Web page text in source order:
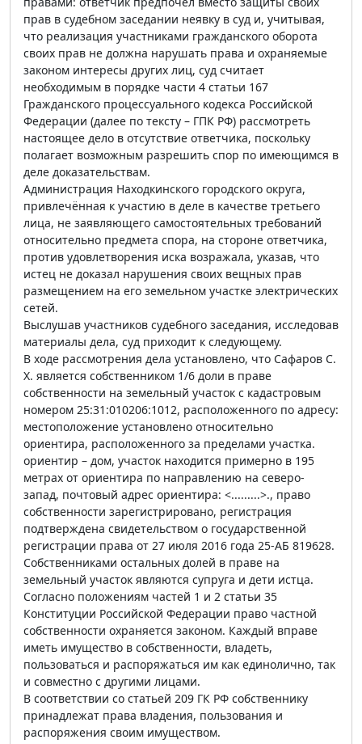
прав в судебном заседании неявку в суд и, учитывая,
что реализация участниками гражданского оборота
своих прав не должна нарушать права и охраняемые
законом интересы других лиц, суд считает
необходимым в порядке части 4 статьи 167
Гражданского процессуального кодекса Российской
Федерации (далее по тексту – ГПК РФ) рассмотреть
настоящее дело в отсутствие ответчика, поскольку
полагает возможным разрешить спор по имеющимся в
деле доказательствам.
Администрация Находкинского городского округа,
привлечённая к участию в деле в качестве третьего
лица, не заявляющего самостоятельных требований
относительно предмета спора, на стороне ответчика,
против удовлетворения иска возражала, указав, что
истец не доказал нарушения своих вещных прав
размещением на его земельном участке электрических
сетей.
Выслушав участников судебного заседания, исследовав
материалы дела, суд приходит к следующему.
В ходе рассмотрения дела установлено, что Сафаров С.
Х. является собственником 1/6 доли в праве
собственности на земельный участок с кадастровым
номером 25:31:010206:1012, расположенного по адресу:
местоположение установлено относительно
ориентира, расположенного за пределами участка.
ориентир – дом, участок находится примерно в 195
метрах от ориентира по направлению на северо-
запад, почтовый адрес ориентира: <.........>., право
собственности зарегистрировано, регистрация
подтверждена свидетельством о государственной
регистрации права от 27 июля 2016 года 25-АБ 819628.
Собственниками остальных долей в праве на
земельный участок являются супруга и дети истца.
Согласно положениям частей 1 и 2 статьи 35
Конституции Российской Федерации право частной
собственности охраняется законом. Каждый вправе
иметь имущество в собственности, владеть,
пользоваться и распоряжаться им как единолично, так
и совместно с другими лицами.
В соответствии со статьей 209 ГК РФ собственнику
принадлежат права владения, пользования и
распоряжения своим имуществом.